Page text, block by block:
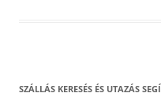
SZÁLLÁS KERESÉS ÉS UTAZÁS